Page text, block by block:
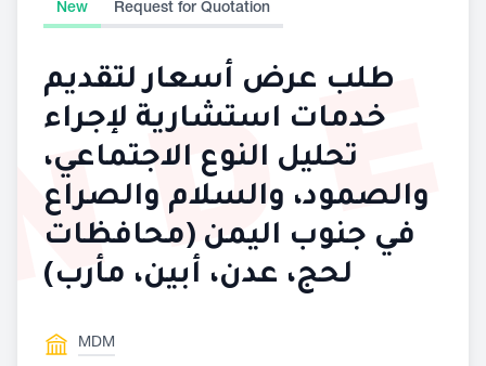
New Request for Quotation
طلب عرض أسعار لتقديم
خدمات استشارية لإجراء
تحليل النوع الاجتماعي،
والصمود، والسلام والصراع
في جنوب اليمن (محافظات
لحج، عدن، أبين، مأرب)
MDM